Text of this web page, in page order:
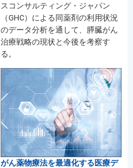
スコンサルティング・ジャパン
（GHC）による同薬剤の利用状況
のデータ分析を通して、膵臓がん
治療戦略の現状と今後を考察す
る。
がん薬物療法を最適化する医療デ